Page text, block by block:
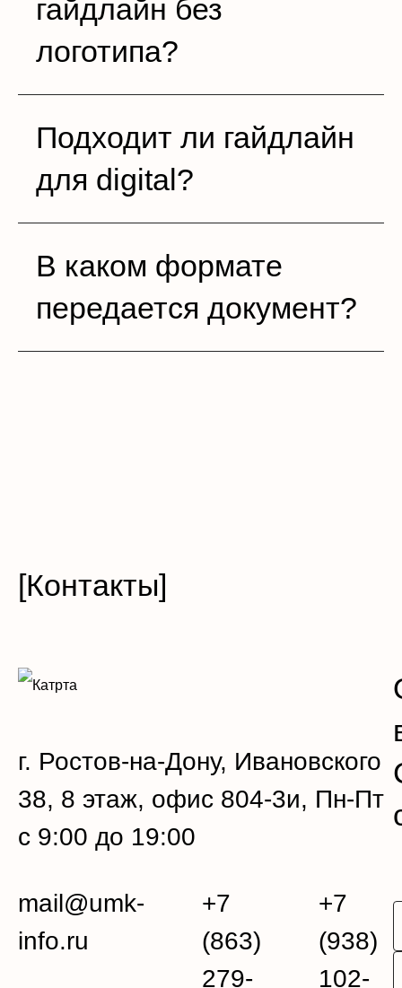
гайдлайн без
логотипа?
Подходит ли гайдлайн
для digital?
В каком формате
передается документ?
[Контакты]
г. Ростов-на-Дону, Ивановского
38, 8 этаж, офис 804-3и, Пн-Пт
с 9:00 до 19:00
mail@umk-
info.ru
+7
(863)
279-
+7
(938)
102-